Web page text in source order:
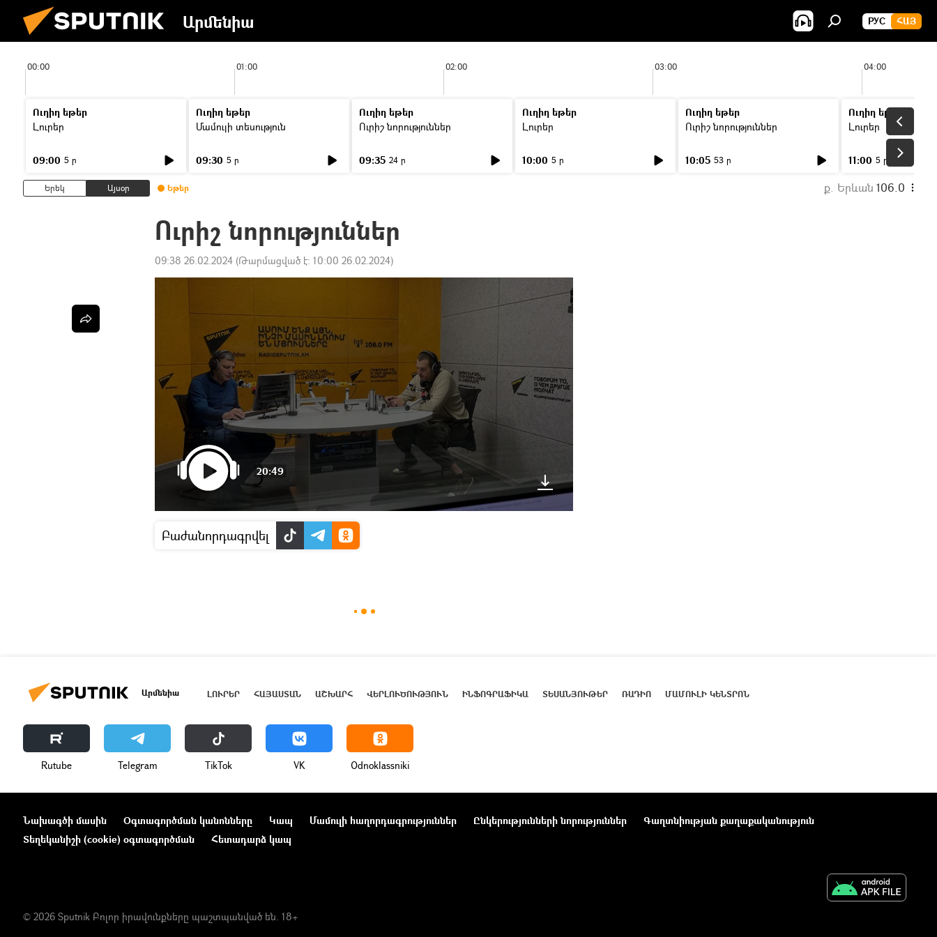
Արմենիա РУС ՀԱՅ
00:00 01:00 02:00 03:00 04:00
Ուղիղ եթեր
Լուրեր
09:00 5 ր
Ուղիղ եթեր
Մամուլի տեսություն
09:30 5 ր
Ուղիղ եթեր
Ուրիշ նորություններ
09:35 24 ր
Ուղիղ եթեր
Լուրեր
10:00 5 ր
Ուղիղ եթեր
Ուրիշ նորություններ
10:05 53 ր
Ուղիղ եթեր
Լուրեր
11:00 5 ր
Երեկ Այսօր Եթեր ք. Երևան 106.0
Ուրիշ նորություններ
09:38 26.02.2024 (Թարմացված է: 10:00 26.02.2024)
20:49
Բաժանորդագրվել
Արմենիա ԼՈՒՐԵՐ ՀԱՅԱՍՏԱՆ ԱՇԽԱՐՀ ՎԵՐԼՈՒԾՈՒԹՅՈՒՆ ԻՆՖՈԳՐԱՖԻԿԱ ՏԵՍԱՆՅՈՒԹԵՐ ՌԱԴԻՈ ՄԱՄՈՒԼԻ ԿԵՆՏՐՈՆ
Rutube Telegram ТikТоk VK Odnoklassniki
Նախագծի մասին Օգտագործման կանոնները Կապ Մամուլի հաղորդագրություններ Ընկերությունների նորություններ
Գաղտնիության քաղաքականություն
Տեղեկանիշի (cookie) օգտագործման
Հետադարձ կապ
© 2026 Sputnik Բոլոր իրավունքները պաշտպանված են. 18+